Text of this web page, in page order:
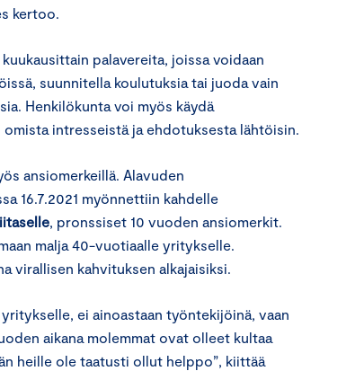
kertoo.
palavereita, joissa voidaan
suunnitella koulutuksia tai juoda vain
Henkilökunta voi myös käydä
intresseistä ja ehdotuksesta lähtöisin.
ansiomerkeillä. Alavuden
16.7.2021 myönnettiin kahdelle
, pronssiset 10 vuoden ansiomerkit.
malja 40-vuotiaalle yritykselle.
virallisen kahvituksen alkajaisiksi.
ei ainoastaan työntekijöinä, vaan
aikana molemmat ovat olleet kultaa
heille ole taatusti ollut helppo”, kiittää